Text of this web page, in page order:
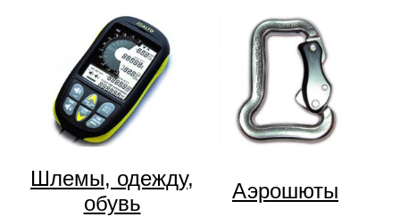
Шлемы, одежду,
обувь
Аэрошюты